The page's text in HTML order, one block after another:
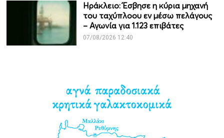
Ηράκλειο: Έσβησε η κύρια μηχανή
του ταχύπλοου εν μέσω πελάγους
– Αγωνία για 1.123 επιβάτες
07/08/2026 12:40